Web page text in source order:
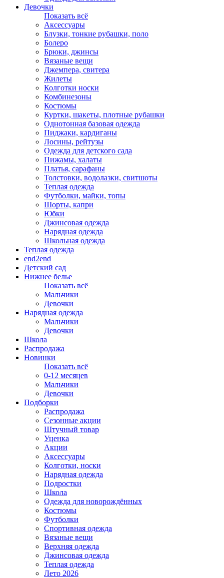
Девочки
Показать всё
Аксессуары
Блузки, тонкие рубашки, поло
Болеро
Брюки, джинсы
Вязаные вещи
Джемпера, свитера
Жилеты
Колготки носки
Комбинезоны
Костюмы
Куртки, шакеты, плотные рубашки
Однотонная базовая одежда
Пиджаки, кардиганы
Лосины, рейтузы
Одежда для детского сада
Пижамы, халаты
Платья, сарафаны
Толстовки, водолазки, свитшоты
Теплая одежда
Футболки, майки, топы
Шорты, капри
Юбки
Джинсовая одежда
Нарядная одежда
Школьная одежда
Теплая одежда
end2end
Детский сад
Нижнее белье
Показать всё
Мальчики
Девочки
Нарядная одежда
Мальчики
Девочки
Школа
Распродажа
Новинки
Показать всё
0-12 месяцев
Мальчики
Девочки
Подборки
Распродажа
Сезонные акции
Штучный товар
Уценка
Акции
Аксессуары
Колготки, носки
Нарядная одежда
Подростки
Школа
Одежда для новорождённых
Костюмы
Футболки
Спортивная одежда
Вязаные вещи
Верхняя одежда
Джинсовая одежда
Теплая одежда
Лето 2026